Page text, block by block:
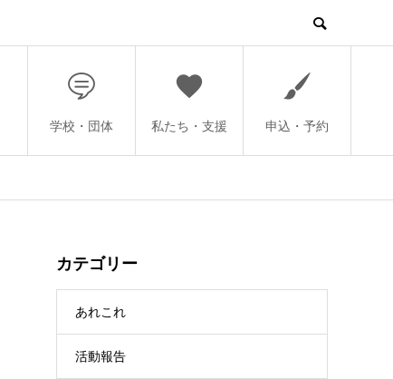
学校・団体 私たち・支援 申込・予約
カテゴリー
あれこれ
活動報告